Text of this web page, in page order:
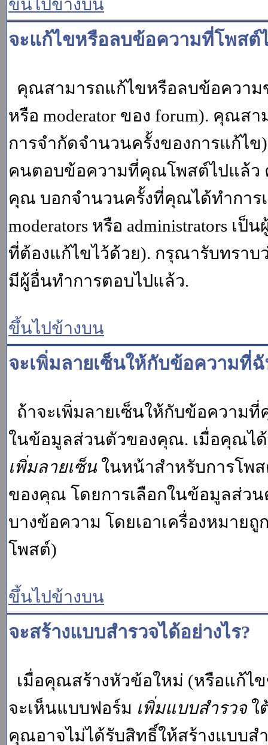
ขึ้นไปข้างบน
จะแก้ไขหรือลบข้อความที่โพสต์
คุณสามารถแก้ไขหรือลบข้อความ
หรือ moderator ของ forum). คุณส
การจำกัดจำนวนครั้งของการแก้ไ
คนตอบข้อความที่คุณโพสต์ไปแล้ว
คุณ บอกจำนวนครั้งที่คุณได้ทำการ
moderators หรือ administrators เ
ที่ต้องแก้ไขไว้ด้วย). กรุณารับทรา
มีผู้อื่นทำการตอบไปแล้ว.
ขึ้นไปข้างบน
จะเพิ่มลายเซ็นให้กับข้อความที่
ถ้าจะเพิ่มลายเซ็นให้กับข้อความ
ในข้อมูลส่วนตัวของคุณ. เมื่อคุณไ
เพิ่มลายเซ็น ในหน้าสำหรับการโพ
ของคุณ โดยการเลือกในข้อมูลส่ว
บางข้อความ โดยเอาเครื่องหมาย
โพสต์)
ขึ้นไปข้างบน
จะสร้างแบบสำรวจได้อย่างไร?
เมื่อคุณสร้างหัวข้อใหม่ (หรือแก้
จะเห็นแบบฟอร์ม เพิ่มแบบสำรวจใ
คุณอาจไม่ได้รับสิทธิ์ให้สร้างแบบส